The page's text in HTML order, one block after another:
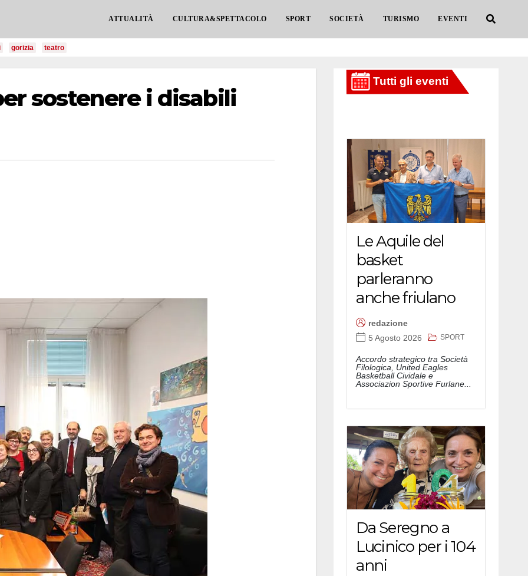
ATTUALITÀ CULTURA&SPETTACOLO SPORT SOCIETÀ TURISMO EVENTI
gorizia teatro
sostenere i disabili
Le Aquile del
basket
parleranno
anche friulano
redazione
5 Agosto 2026
SPORT
Accordo strategico tra Società
Filologica, United Eagles
Basketball Cividale e
Associazion Sportive Furlane...
Da Seregno a
Lucinico per i 104
anni